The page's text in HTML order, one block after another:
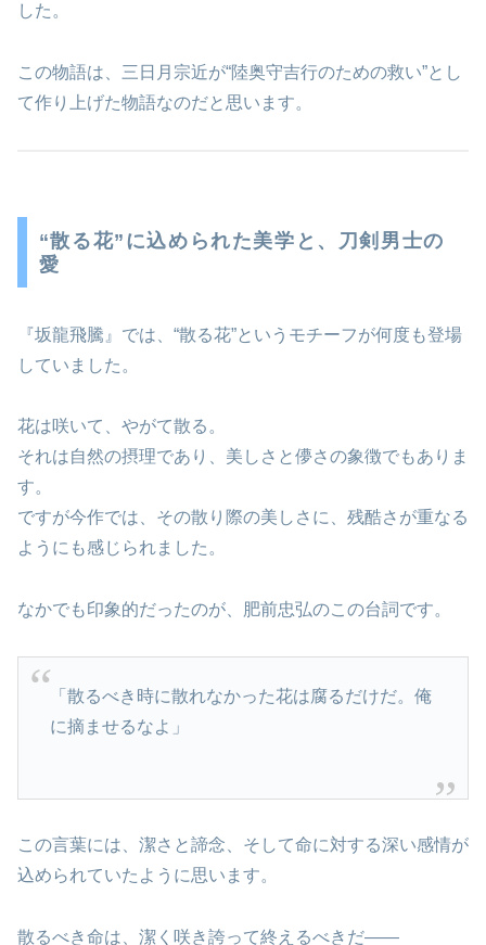
した。
この物語は、三日月宗近が“陸奥守吉行のための救い”とし
て作り上げた物語なのだと思います。
“散る花”に込められた美学と、刀剣男士の
愛
『坂龍飛騰』では、“散る花”というモチーフが何度も登場
していました。
花は咲いて、やがて散る。
それは自然の摂理であり、美しさと儚さの象徴でもありま
す。
ですが今作では、その散り際の美しさに、残酷さが重なる
ようにも感じられました。
なかでも印象的だったのが、肥前忠弘のこの台詞です。
「散るべき時に散れなかった花は腐るだけだ。俺
に摘ませるなよ」
この言葉には、潔さと諦念、そして命に対する深い感情が
込められていたように思います。
散るべき命は、潔く咲き誇って終えるべきだ――